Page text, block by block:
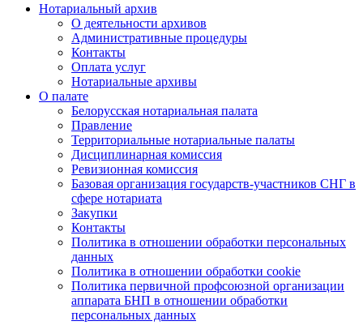
Нотариальный архив
О деятельности архивов
Административные процедуры
Контакты
Оплата услуг
Нотариальные архивы
О палате
Белорусская нотариальная палата
Правление
Территориальные нотариальные палаты
Дисциплинарная комиссия
Ревизионная комиссия
Базовая организация государств-участников СНГ в
сфере нотариата
Закупки
Контакты
Политика в отношении обработки персональных
данных
Политика в отношении обработки cookie
Политика первичной профсоюзной организации
аппарата БНП в отношении обработки
персональных данных